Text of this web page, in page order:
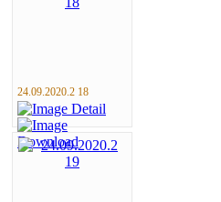
24.09.2020.2 18